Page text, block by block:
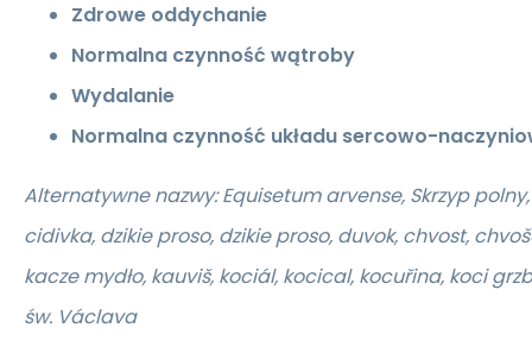
Zdrowe oddychanie
Normalna czynność wątroby
Wydalanie
Normalna czynność układu sercowo-
Alternatywne nazwy: Equisetum arvense, Skrzyp
cidivka, dzikie proso, dzikie proso, duvok, chvost,
kacze mydło, kauviš, kociál, kocical, kocuřina, koci
św. Václava